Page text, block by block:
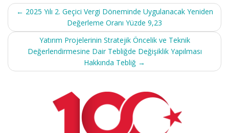
Post
navigation
← 2025 Yılı 2. Geçici Vergi Döneminde Uygulanacak Yeniden
Değerleme Oranı Yüzde 9,23
Yatırım Projelerinin Stratejik Öncelik ve Teknik
Değerlendirmesine Dair Tebliğde Değişiklik Yapılması
Hakkında Tebliğ →